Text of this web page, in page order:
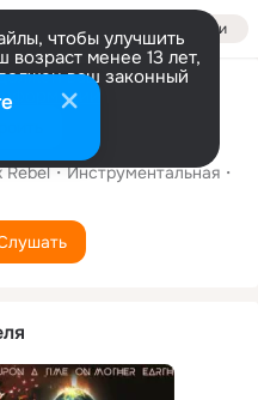
Войти
чтобы улучшить
возраст менее 13 лет,
ваш законный
Rose
Rebel
Инструментальная